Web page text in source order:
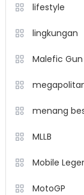
lifestyle
lingkungan
Malefic Gun
menang
MLLB
Mobile
MotoGP